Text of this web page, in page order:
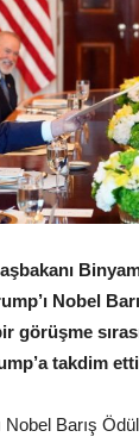
Nobel
görüşme
takdim
Nobel Barış